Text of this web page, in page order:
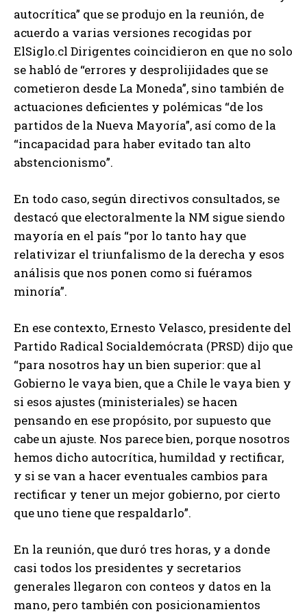
autocrítica” que se produjo en la reunión, de
acuerdo a varias versiones recogidas por
ElSiglo.cl Dirigentes coincidieron en que no solo
se habló de “errores y desprolijidades que se
cometieron desde La Moneda”, sino también de
actuaciones deficientes y polémicas “de los
partidos de la Nueva Mayoría”, así como de la
“incapacidad para haber evitado tan alto
abstencionismo”.
En todo caso, según directivos consultados, se
destacó que electoralmente la NM sigue siendo
mayoría en el país “por lo tanto hay que
relativizar el triunfalismo de la derecha y esos
análisis que nos ponen como si fuéramos
minoría”.
En ese contexto, Ernesto Velasco, presidente del
Partido Radical Socialdemócrata (PRSD) dijo que
“para nosotros hay un bien superior: que al
Gobierno le vaya bien, que a Chile le vaya bien y
si esos ajustes (ministeriales) se hacen
pensando en ese propósito, por supuesto que
cabe un ajuste. Nos parece bien, porque nosotros
hemos dicho autocrítica, humildad y rectificar,
y si se van a hacer eventuales cambios para
rectificar y tener un mejor gobierno, por cierto
que uno tiene que respaldarlo”.
En la reunión, que duró tres horas, y a donde
casi todos los presidentes y secretarios
generales llegaron con conteos y datos en la
mano, pero también con posicionamientos